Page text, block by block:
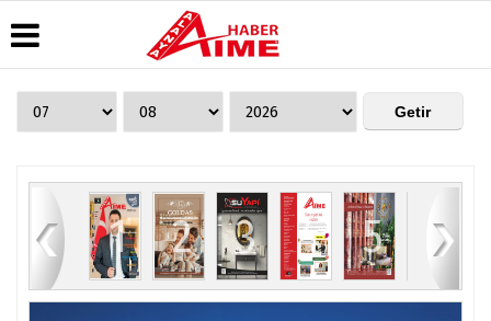
Üye Paneli
Arşivi
Dergi
Arşivi
Günün
Haberleri
Hava
Gazete
Manşetleri
Anketler
Biyografiler
Köşe
Video
Galeri
Foto
Galeri
AlanyaTime
Moovit
Alanya-
Gazipaşa
& Antalya
Canlı Uçak
Seyir
84 1 2 3 4 5 6